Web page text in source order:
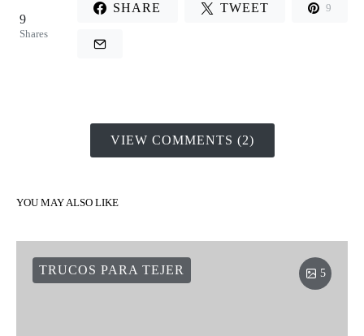
9
Shares
SHARE TWEET 9
VIEW COMMENTS (2)
YOU MAY ALSO LIKE
TRUCOS PARA TEJER 5